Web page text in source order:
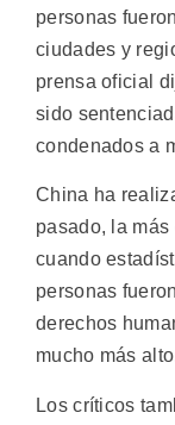
personas
ciudades y
prensa oficial
sido
condenados a
China ha
pasado, la
cuando
personas
derechos
mucho más
Los críticos